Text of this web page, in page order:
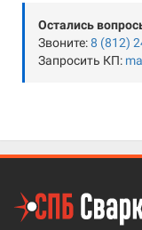
Остались
Звоните:8 (812)
Запросить КП: